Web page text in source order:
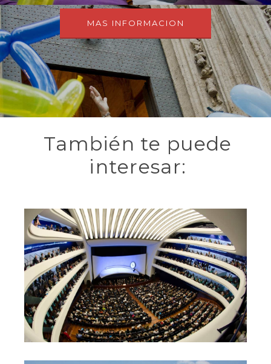
MAS INFORMACION
También te puede
interesar:
Reserva de entradas a eventos